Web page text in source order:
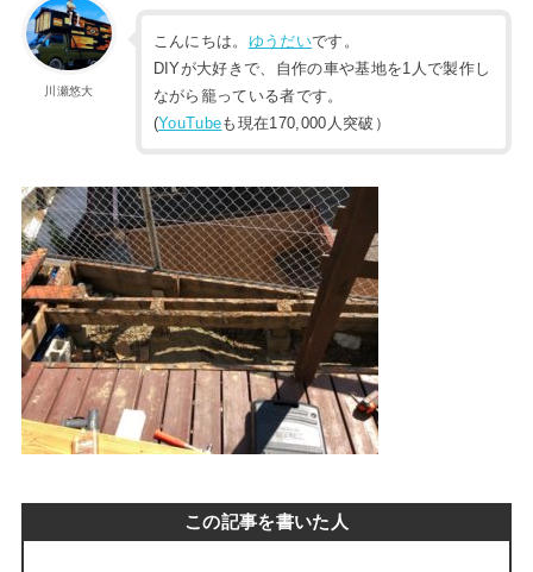
川瀬悠大
こんにちは。 ゆうだいです。
DIYが大好きで、自作の車や基地を1人で製作し
ながら籠っている者です。
(YouTubeも現在170,000人突破）
この記事を書いた人